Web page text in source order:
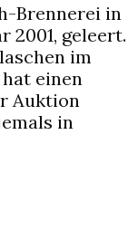
Brennerei in
2001, geleert.
im
einen
Auktion
in